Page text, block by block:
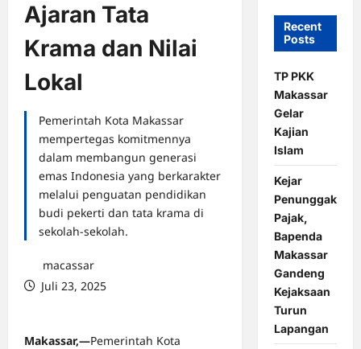
Ajaran Tata
Krama dan Nilai
Lokal
Pemerintah Kota Makassar
mempertegas komitmennya
dalam membangun generasi
emas Indonesia yang berkarakter
melalui penguatan pendidikan
budi pekerti dan tata krama di
sekolah-sekolah.
macassar
Juli 23, 2025
Makassar,—Pemerintah Kota
Recent
Posts
TP PKK
Makassar
Gelar
Kajian
Islam
Kejar
Penunggak
Pajak,
Bapenda
Makassar
Gandeng
Kejaksaan
Turun
Lapangan